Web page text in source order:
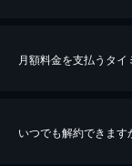
※40％ポイント還元の対象
月額料金を支払うタイ
いつでも解約できます